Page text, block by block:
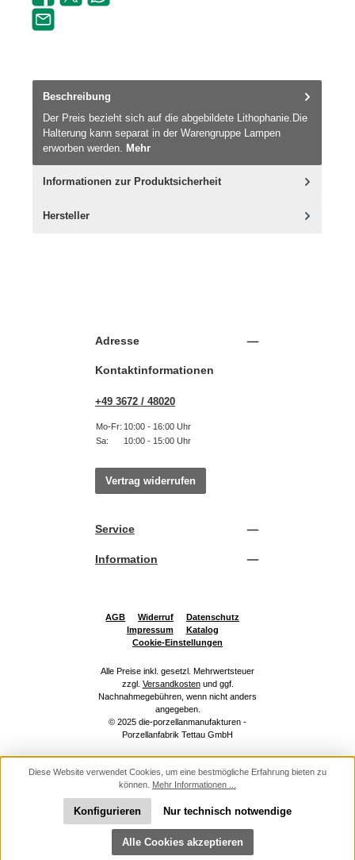
Beschreibung
Der Preis bezieht sich auf die abgebildete Lithophanie.Die
Halterung kann separat in der Warengruppe Lampen
erworben werden. Mehr
Informationen zur Produktsicherheit
Hersteller
Adresse
Kontaktinformationen
+49 3672 / 48020
Mo-Fr: 10:00 - 16:00 Uhr
Sa:
10:00 - 15:00 Uhr
Vertrag widerrufen
Service
Information
AGB Widerruf
Datenschutz
Impressum
Katalog
Cookie-Einstellungen
Alle Preise inkl. gesetzl. Mehrwertsteuer
zzgl. Versandkostenund ggf.
Nachnahmegebühren, wenn nicht anders
angegeben.
© 2025 die-porzellanmanufakturen -
Porzellanfabrik Tettau GmbH
Werkzeugleiste anzeigen
Diese Website verwendet Cookies, um eine bestmögliche Erfahrung bieten zu
können. Mehr Informationen ...
Nur technisch notwendige
Konfigurieren
Alle Cookies akzeptieren